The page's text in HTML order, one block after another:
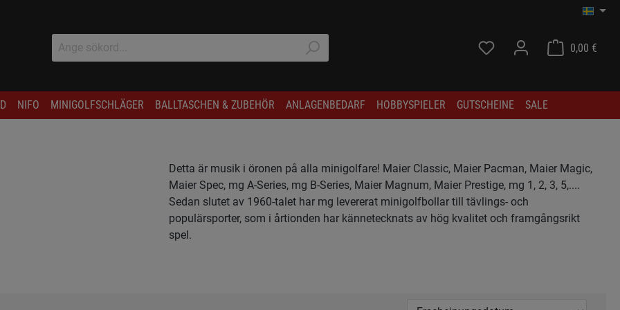
DU HAR 0 OBJEKT I0,00 €
NIFO MINIGOLFSCHLÄGER BALLTASCHEN & ZUBEHÖR ANLAGENBEDARF HOBBYSPIELER GUTSCHEINE SALE
Detta är musik i öronen på alla minigolfare! Maier Classic, Maier Pacman, Maier Magic,
Maier Spec, mg A-Series, mg B-Series, Maier Magnum, Maier Prestige, mg 1, 2, 3, 5,....
Sedan slutet av 1960-talet har mg levererat minigolfbollar till tävlings- och
populärsporter, som i årtionden har kännetecknats av hög kvalitet och framgångsrikt
spel.